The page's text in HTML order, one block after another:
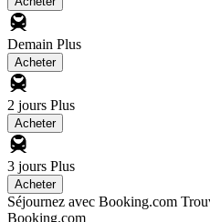
Demain Plus
Acheter
2 jours Plus
Acheter
3 jours Plus
Acheter
Séjournez avec Booking.com
Booking.com